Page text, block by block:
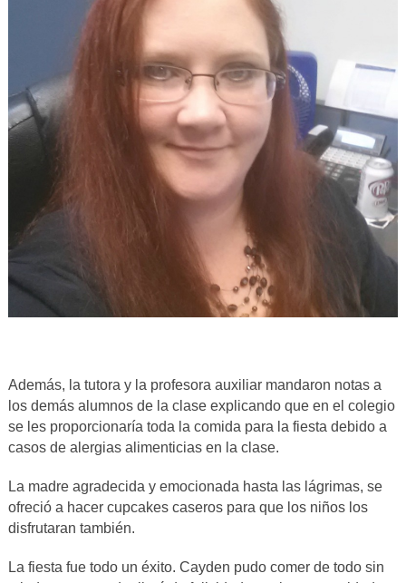
Además, la tutora y la profesora auxiliar mandaron notas a
los demás alumnos de la clase explicando que en el colegio
se les proporcionaría toda la comida para la fiesta debido a
casos de alergias alimenticias en la clase.
La madre agradecida y emocionada hasta las lágrimas, se
ofreció a hacer cupcakes caseros para que los niños los
disfrutaran también.
La fiesta fue todo un éxito. Cayden pudo comer de todo sin